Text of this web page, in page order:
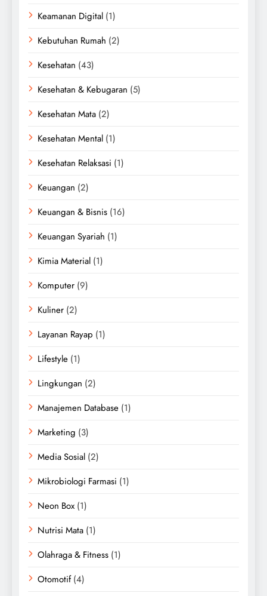
Keamanan Digital (1)
Kebutuhan Rumah (2)
Kesehatan (43)
Kesehatan & Kebugaran (5)
Kesehatan Mata (2)
Kesehatan Mental (1)
Kesehatan Relaksasi (1)
Keuangan (2)
Keuangan & Bisnis (16)
Keuangan Syariah (1)
Kimia Material (1)
Komputer (9)
Kuliner (2)
Layanan Rayap (1)
Lifestyle (1)
Lingkungan (2)
Manajemen Database (1)
Marketing (3)
Media Sosial (2)
Mikrobiologi Farmasi (1)
Neon Box (1)
Nutrisi Mata (1)
Olahraga & Fitness (1)
Otomotif(4)